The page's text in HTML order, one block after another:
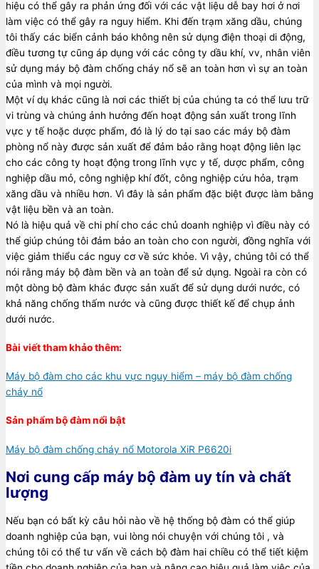
hiệu có thể gây ra phản ứng đối với các vật liệu dễ bay hơi ở nơi
làm việc có thể gây ra nguy hiểm. Khi đến trạm xăng dầu, chúng
tôi thấy các biển cảnh báo không nên sử dụng điện thoại di động,
điều tương tự cũng áp dụng với các công ty dầu khí, vv, nhân viên
sử dụng máy bộ đàm chống cháy nổ sẽ an toàn hơn vì sự an toàn
của mình và mọi người.
Một ví dụ khác cũng là nơi các thiết bị của chúng ta có thể lưu trữ
vi trùng và chúng ảnh hưởng đến hoạt động sản xuất trong lĩnh
vực y tế hoặc dược phẩm, đó là lý do tại sao các máy bộ đàm
phòng nổ này được sản xuất để đảm bảo rằng hoạt động liên lạc
cho các công ty hoạt động trong lĩnh vực y tế, dược phẩm, công
nghiệp dầu mỏ, công nghiệp khí đốt, công nghiệp cứu hỏa, trạm
xăng dầu và nhiều hơn. Vì đây là sản phẩm đặc biệt được làm bằng
vật liệu bền và an toàn.
Nó là hiệu quả về chi phí cho các chủ doanh nghiệp vì điều này có
thể giúp chúng tôi đảm bảo an toàn cho con người, đồng nghĩa với
việc giảm thiểu các nguy cơ về sức khỏe. Vì vậy, chúng tôi có thể
nói rằng máy bộ đàm bền và an toàn để sử dụng. Ngoài ra còn có
một dòng bộ đàm khác được sản xuất để sử dụng dưới nước, có
khả năng chống thấm nước và cũng được thiết kế để chụp ảnh
dưới nước.
Bài viết tham khảo thêm:
Máy bộ đàm cho các khu vực nguy hiểm – máy bộ đàm chống
cháy nổ
Sản phẩm bộ đàm nổi bật
Máy bộ đàm chống cháy nổ Motorola XiR P6620i
Nơi cung cấp máy bộ đàm uy tín và chất
lượng
Nếu bạn có bất kỳ câu hỏi nào về hệ thống bộ đàm có thể giúp
doanh nghiệp của bạn, vui lòng nói chuyện với chúng tôi , và
chúng tôi có thể tư vấn về cách bộ đàm hai chiều có thể tiết kiệm